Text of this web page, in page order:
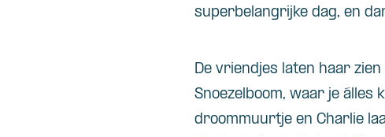
superbelangrijke dag, en
De vriendjes laten haar
Snoezelboom, waar je
droommuurtje en Charlie